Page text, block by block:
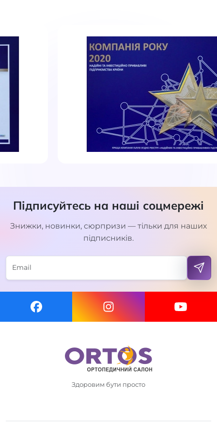
Підписуйтесь на наші соцмережі
Знижки, новинки, сюрпризи — тільки для наших
підписників.
Здоровим бути просто